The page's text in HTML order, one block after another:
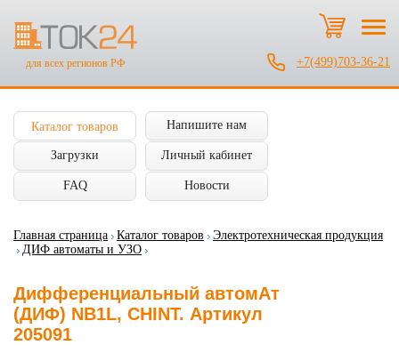
для всех регионов РФ +7(499)703-36-21
Каталог товаров Напишите нам
Загрузки Личный кабинет
FAQ Новости
Главная страница Каталог товаров
Электротехническая продукция
ДИФ автоматы и УЗО
Дифференциальный автомАт
(ДИФ) NB1L, CHINT. Артикул
205091